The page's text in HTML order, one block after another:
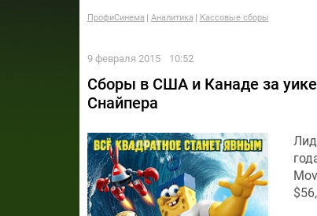
ПрофиСинема Аналитика Кассовые сборы
9 февраля 2015 10:52
Сборы в США и Канаде за
Снайпера